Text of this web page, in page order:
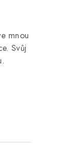
mnou
Svůj